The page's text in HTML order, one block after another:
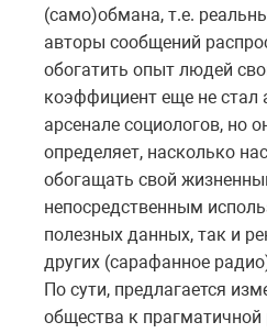
(само)обмана, т.е.
авторы сообщений
обогатить опыт людей
коэффициент еще не стал
арсенале социологов, но
определяет, насколько
обогащать свой
непосредственным
полезных данных, так и
других (сарафанное
По сути, предлагается
общества к прагматичной